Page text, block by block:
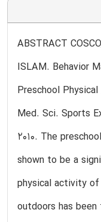
ABSTRACT
ISLAM. Behavior
Preschool
Med. Sci. Sports
2010. The
shown to be a
physical activity
outdoors has